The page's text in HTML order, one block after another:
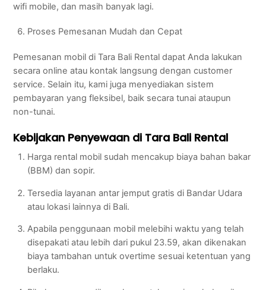
wifi mobile, dan masih banyak lagi.
Proses Pemesanan Mudah dan Cepat
Pemesanan mobil di Tara Bali Rental dapat Anda lakukan
secara online atau kontak langsung dengan customer
service. Selain itu, kami juga menyediakan sistem
pembayaran yang fleksibel, baik secara tunai ataupun
non-tunai.
Kebijakan Penyewaan di Tara Bali Rental
Harga rental mobil sudah mencakup biaya bahan bakar
(BBM) dan sopir.
Tersedia layanan antar jemput gratis di Bandar Udara
atau lokasi lainnya di Bali.
Apabila penggunaan mobil melebihi waktu yang telah
disepakati atau lebih dari pukul 23.59, akan dikenakan
biaya tambahan untuk overtime sesuai ketentuan yang
berlaku.